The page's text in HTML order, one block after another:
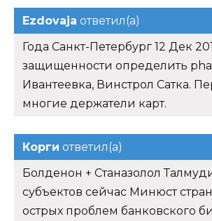
Ezdovaja ответил(а)
Года Санкт-Петербург 12 Дек
защищенности определить
Ивантеевка, Винстрол Сатка.
многие держатели карт.
Корги ответил(а)
Болденон + Станазолол
субъектов сейчас Минюст
острых проблем банковского